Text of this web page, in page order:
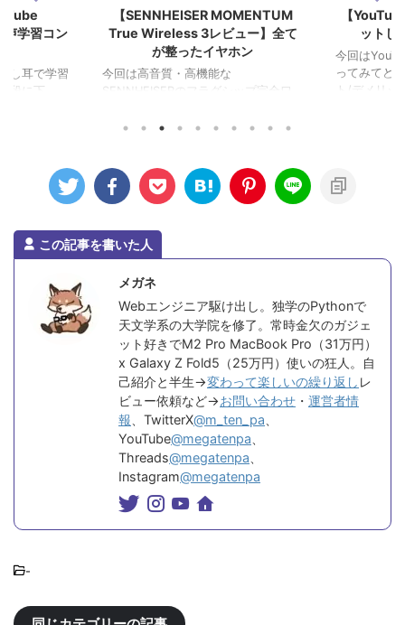
学習コン
し耳で学習
段に下 ...
【SENNHEISER MOMENTUM
True Wireless 3レビュー】全て
が整ったイヤホン
今回は高音質・高機能な
SENNHEISERのフラグシップ完全ワ
【
ットし
今回は
ってみてど
ト/デメリッ
この記事を書いた人
メガネ
Webエンジニア駆け出し。独学のPythonで
天文学系の大学院を修了。常時金欠のガジェ
ット好きでM2 Pro MacBook Pro（31万円）
x Galaxy Z Fold5（25万円）使いの狂人。自
己紹介と半生→変わって楽しいの繰り返し レ
ビュー依頼など→お問い合わせ ・ 運営者情
報 、TwitterX@m_ten_pa
YouTube@megatenpa
Threads@megatenpa
Instagram@megatenpa
-